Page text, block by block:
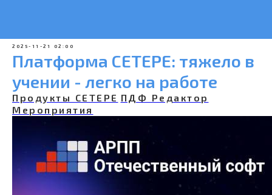
2025-11-21 02:00
Платформа СЕТЕРЕ: тяжело в
учении - легко на работе
Продукты СЕТЕРЕ ПДФ Редактор
Мероприятия